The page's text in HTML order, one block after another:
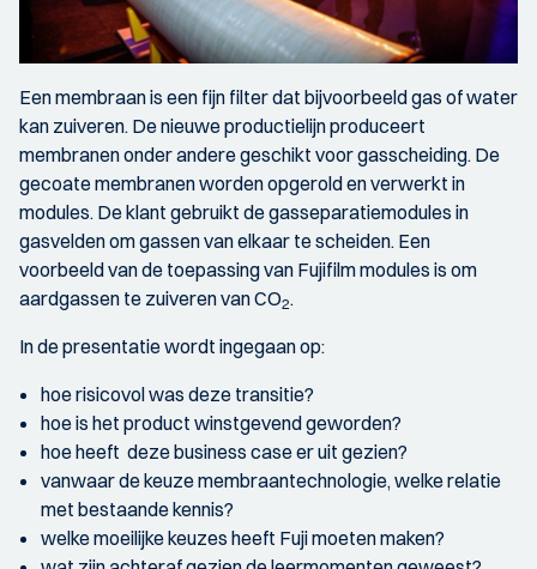
Een membraan is een fijn filter dat bijvoorbeeld gas of water
kan zuiveren. De nieuwe productielijn produceert
membranen onder andere geschikt voor gasscheiding. De
gecoate membranen worden opgerold en verwerkt in
modules. De klant gebruikt de gasseparatiemodules in
gasvelden om gassen van elkaar te scheiden. Een
voorbeeld van de toepassing van Fujifilm modules is om
aardgassen te zuiveren van CO2.
In de presentatie wordt ingegaan op:
hoe risicovol was deze transitie?
hoe is het product winstgevend geworden?
hoe heeft deze business case er uit gezien?
vanwaar de keuze membraantechnologie, welke relatie
met bestaande kennis?
welke moeilijke keuzes heeft Fuji moeten maken?